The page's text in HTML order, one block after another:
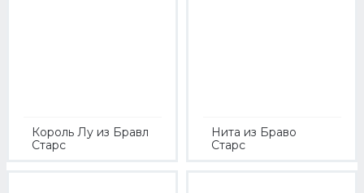
Король Лу из Бравл
Старс
Нита из Браво
Старс